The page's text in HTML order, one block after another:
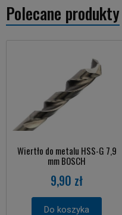
Polecane produkty
Wiertło do metalu HSS-G 7,9
mm BOSCH
9,90 zł
Do koszyka